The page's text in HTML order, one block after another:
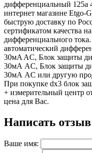
дифференциальный 125а
интернет магазине Etgo-
быструю доставку по
сертификатом качества
дифференциального
автоматический
30мA AC, Блок защиты
30мА AC, Блок защиты
30мА AC или другую
При покупке dx3 блок
+ измерительный центр
цена для Вас.
Написать отзыв
Ваше имя: